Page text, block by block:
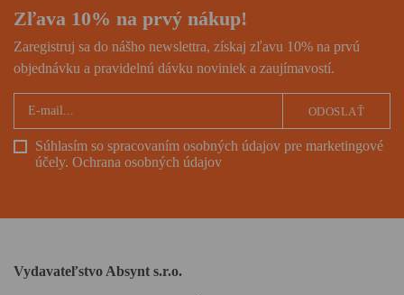
Zľava 10% na prvý nákup!
Zaregistruj sa do nášho newslettra, získaj zľavu 10% na prvú
objednávku a pravidelnú dávku noviniek a zaujímavostí.
Súhlasím so spracovaním osobných údajov pre marketingové
účely. Ochrana osobných údajov
ODOSLAŤ
Vydavateľstvo Absynt s.r.o.